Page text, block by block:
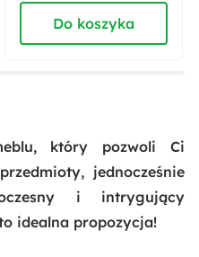
Do koszyka
który pozwoli Ci
jednocześnie
i intrygujący
idealna propozycja!